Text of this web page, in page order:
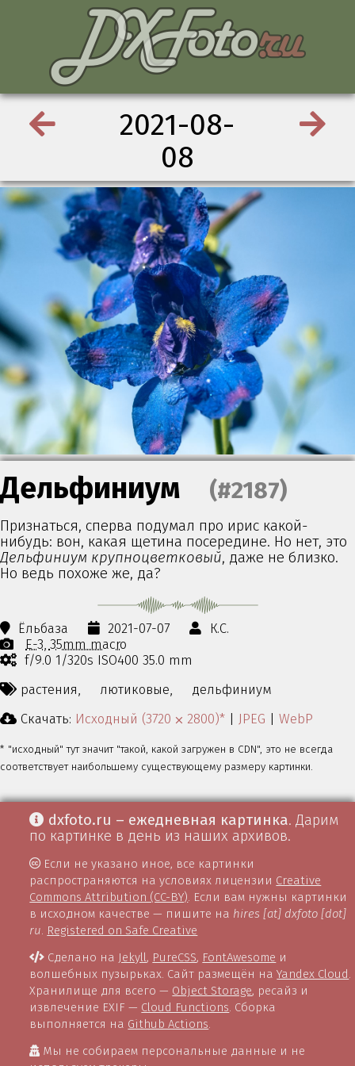
2021-08-
08
Дельфиниум (#2187)
Признаться, сперва подумал про ирис какой-
нибудь: вон, какая щетина посередине. Но нет, это
Дельфиниум крупноцветковый, даже не близко.
Но ведь похоже же, да?
Ёльбаза 2021-07-07
К.С.
E-3 35mm macro
f/9.0 1/320s ISO400 35.0 mm
растения,
лютиковые,
дельфиниум
Скачать: Исходный (3720 ⨉ 2800)* | JPEG | WebP
* "исходный" тут значит "такой, какой загружен в CDN", это не всегда
соответствует наибольшему существующему размеру картинки.
dxfoto.ru – ежедневная картинка. Дарим
по картинке в день из наших архивов.
Если не указано иное, все картинки
распространяются на условиях лицензии Creative
Commons Attribution (CC-BY) . Если вам нужны картинки
в исходном качестве — пишите на hires [at] dxfoto [dot]
ru Registered on Safe Creative
Сделано на Jekyll, PureCSS, FontAwesome и
волшебных пузырьках. Сайт размещён наYandex Cloud
Хранилище для всего — Object Storage, ресайз и
извлечение EXIF — Cloud Functions . Сборка
выполняется на Github Actions
Мы не собираем персональные данные и не